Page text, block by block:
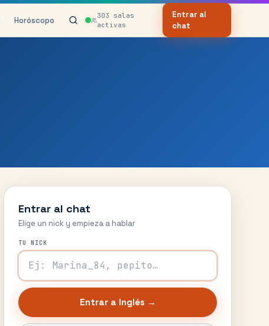
Horóscopo 303 salas
activas
Entrar al
chat
Entrar al chat
Elige un nick y empieza a hablar
TU NICK
Entrar a Inglés →